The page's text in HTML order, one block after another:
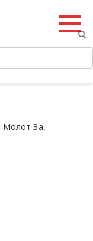
Молот 3а,